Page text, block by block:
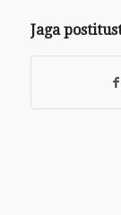
Jaga